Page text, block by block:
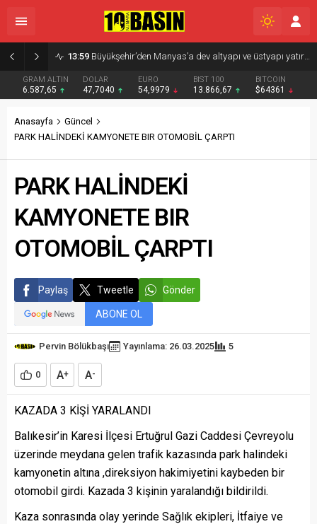
13:59 Büyükşehir’den Manyas’a dev altyapı ve üstyapı yatırımı
GRAM ALTIN
6.587,65
DOLAR
47,7040
EURO
54,9979
BIST 100
13.866,67
BITCOIN
$64361
Anasayfa
Güncel
PARK HALİNDEKİ KAMYONETE BIR OTOMOBİL ÇARPTI
PARK HALİNDEKİ
KAMYONETE BIR
OTOMOBİL ÇARPTI
Paylaş Tweetle Gönder
ABONE OL
Pervin Bölükbaşı Yayınlama: 26.03.2025 5
0 A+ A-
KAZADA 3 KİŞİ YARALANDI
Balıkesir’in Karesi İlçesi Ertuğrul Gazi Caddesi Çevreyolu
üzerinde meydana gelen trafik kazasında park halindeki
kamyonetin altına ,direksiyon hakimiyetini kaybeden bir
otomobil girdi. Kazada 3 kişinin yaralandığı bildirildi.
Kaza sonrasında olay yerinde Sağlık ekipleri, İtfaiye ve